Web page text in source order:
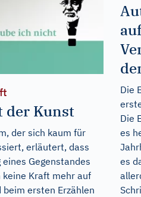
der Kunst
der sich kaum für
erläutert, dass
eines Gegenstandes
Kraft mehr auf
ersten Erzählen
Die
Die
es
es